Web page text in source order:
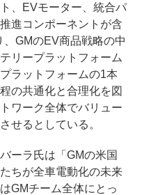
、EVモーター、統合パ
進コンポーネントが含
GMのEV商品戦略の中
リープラットフォーム
ラットフォームの1本
の共通化と合理化を図
ワーク全体でバリュー
せるとしている。
ーラ氏は「GMの米国
ちが全車電動化の未来
GMチーム全体にとっ